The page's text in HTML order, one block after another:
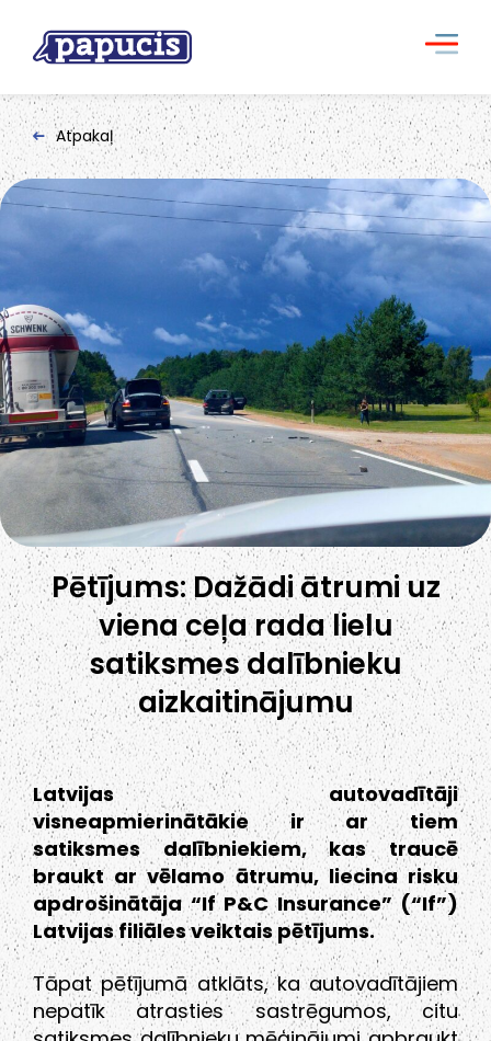
Atpakaļ
Pētījums: Dažādi ātrumi uz
viena ceļa rada lielu
satiksmes dalībnieku
aizkaitinājumu
Latvijas autovadītāji
visneapmierinātākie ir ar tiem
satiksmes dalībniekiem, kas traucē
braukt ar vēlamo ātrumu, liecina risku
apdrošinātāja “If P&C Insurance” (“If”)
Latvijas filiāles veiktais pētījums.
Tāpat pētījumā atklāts, ka autovadītājiem
nepatīk atrasties sastrēgumos, citu